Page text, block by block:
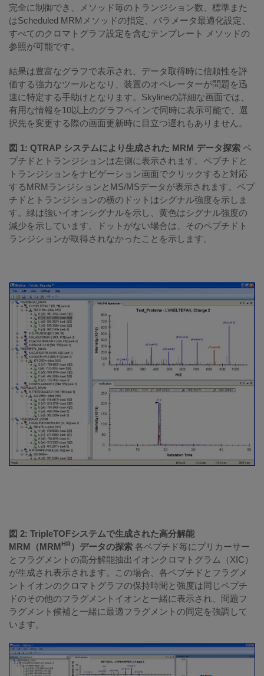
完全に制御でき、メソッド毎のトランジション数、標準また
はScheduled MRMメソッドの指定、パラメータ最適化設定、
すべてのクロマトグラフ設定を含むテンプレート メソッドの
参照が可能です。
結果は豊富なグラフで表示され、データ取得時に信頼性を評
価する強力なツールとなり、装置のオペレーターが問題を迅
速に特定する手助けとなります。Skylineの詳細な画面では、
有用な情報を10以上のグラフペインで同時に表示可能で、選
択先を変更する際の画面更新時に目立つ遅れもありません。
図 1: QTRAP システムにより生成された MRM データ探索 ペ
プチドとトランジションは左側に表示されます。ペプチドと
トランジションをナビゲーション画面でクリックすると対応
するMRMランジションとMS/MSデータが表示されます。ペプ
チドとトランジションの横のドットはシグナル強度を示しま
す。緑は強いイオンシグナルを示し、黄色はシグナル強度の
減少を示しています。ドットがない場合は、そのペプチドト
ランジションが取得されなかったことを示します。
図 2: TripleTOFシステムで生成された高分解能
MRM（MRMHR）データの探索 各ペプチド毎にプリカーサー
とフラグメントの高分解能抽出イオンクロマトグラム（XIC）
が生成され表示されます。この場合、各ペプチドとフラグメ
ントイオンのクロマトグラフの保持時間と強度は同じペプチ
ドのその他のフラグメントイオンと一緒に表示され、問題フ
ラグメント候補と一緒に最適フラグメントの同定を強調して
います。